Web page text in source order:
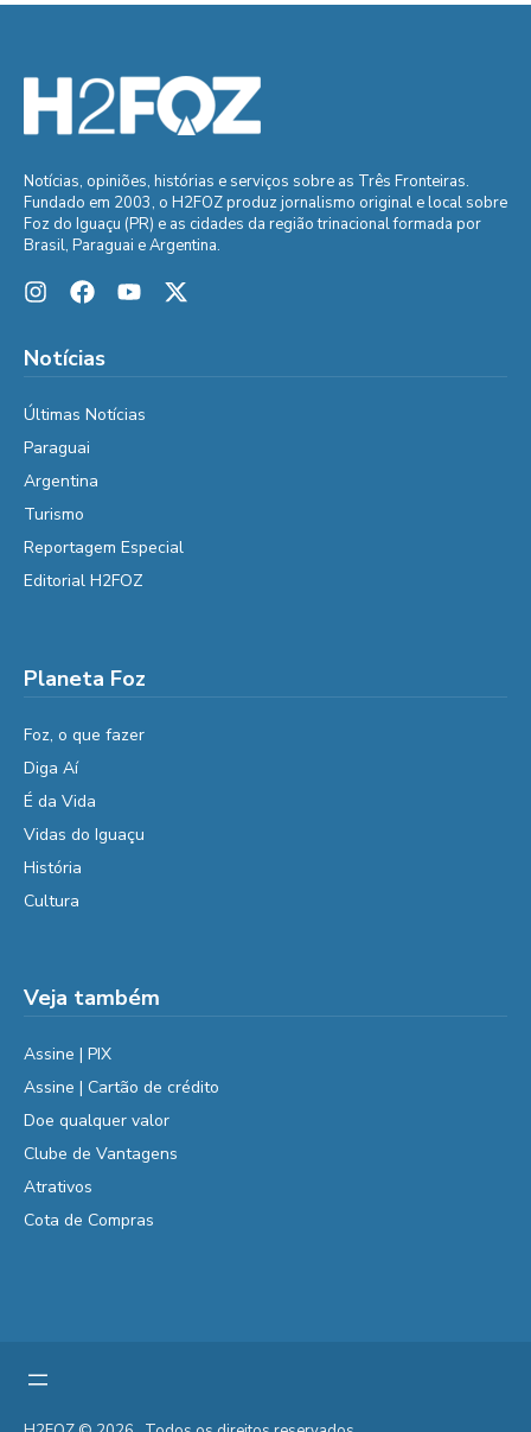
Notícias, opiniões, histórias e serviços sobre as Três Fronteiras.
Fundado em 2003, o H2FOZ produz jornalismo original e local sobre
Foz do Iguaçu (PR) e as cidades da região trinacional formada por
Brasil, Paraguai e Argentina.
Notícias
Últimas Notícias
Paraguai
Argentina
Turismo
Reportagem Especial
Editorial H2FOZ
Planeta Foz
Foz, o que fazer
Diga Aí
É da Vida
Vidas do Iguaçu
História
Cultura
Veja também
Assine | PIX
Assine | Cartão de crédito
Doe qualquer valor
Clube de Vantagens
Atrativos
Cota de Compras